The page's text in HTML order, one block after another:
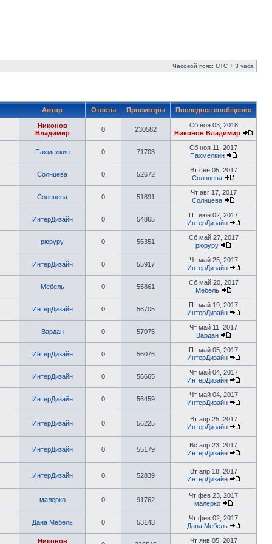
Часовой пояс: UTC + 3 часа
Автор Ответы Просмотры Последнее сообщение
Никонов
Владимир
0 230582
Сб ноя 03, 2018
Никонов Владимир
Пахмелкин 0 71703
Сб ноя 11, 2017
Пахмелкин
Солнцева 0 52672
Вт сен 05, 2017
Солнцева
Солнцева 0 51891
Чт авг 17, 2017
Солнцева
ИнтерДизайн 0 54865
Пт июн 02, 2017
ИнтерДизайн
рюруру 0 56351
Сб май 27, 2017
рюруру
ИнтерДизайн 0 55917
Чт май 25, 2017
ИнтерДизайн
Мебель 0 55861
Сб май 20, 2017
Мебель
ИнтерДизайн 0 56705
Пт май 19, 2017
ИнтерДизайн
Вардан 0 57075
Чт май 11, 2017
Вардан
ИнтерДизайн 0 56076
Пт май 05, 2017
ИнтерДизайн
ИнтерДизайн 0 56665
Чт май 04, 2017
ИнтерДизайн
ИнтерДизайн 0 56459
Чт май 04, 2017
ИнтерДизайн
ИнтерДизайн 0 56225
Вт апр 25, 2017
ИнтерДизайн
ИнтерДизайн 0 55179
Вс апр 23, 2017
ИнтерДизайн
ИнтерДизайн 0 52839
Вт апр 18, 2017
ИнтерДизайн
малерко 0 91762
Чт фев 23, 2017
малерко
Дана Мебель 0 53143
Чт фев 02, 2017
Дана Мебель
Никонов Чт янв 05, 2017